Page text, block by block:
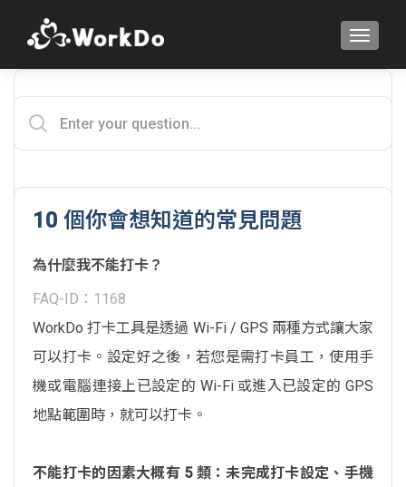
10 個你會想知道的常見問題
為什麼我不能打卡？
FAQ-ID：1168
WorkDo 打卡工具是透過 Wi-Fi / GPS 兩種方式讓大家
可以打卡。設定好之後，若您是需打卡員工，使用手
機或電腦連接上已設定的 Wi-Fi 或進入已設定的 GPS
地點範圍時，就可以打卡。
不能打卡的因素大概有 5 類：未完成打卡設定、手機